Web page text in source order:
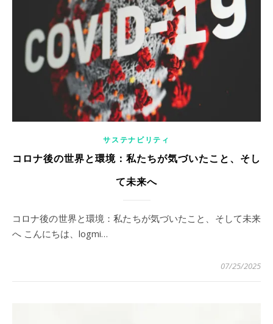
サステナビリティ
コロナ後の世界と環境：私たちが気づいたこと、そし
て未来へ
コロナ後の世界と環境：私たちが気づいたこと、そして未来
へ こんにちは、logmi…
07/25/2025